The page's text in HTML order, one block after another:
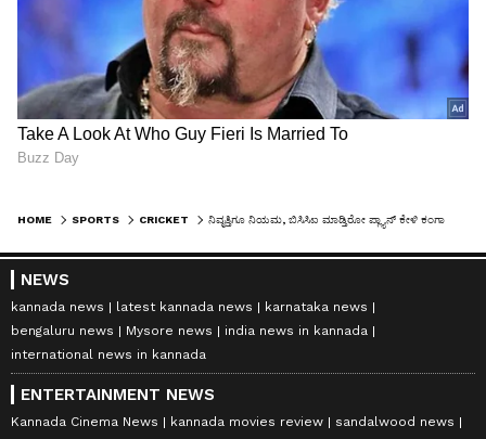
HOME SPORTS CRICKET
NEWS
kannada news latest kannada news
karnataka news
bengaluru news
Mysore news
india news in kannada
international news in kannada
ENTERTAINMENT NEWS
Kannada Cinema News kannada movies review
sandalwood news